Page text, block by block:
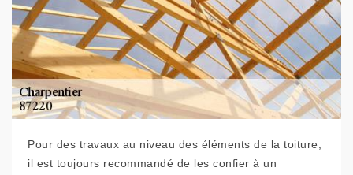
Pour des travaux au niveau des éléments de la toiture,
il est toujours recommandé de les confier à un